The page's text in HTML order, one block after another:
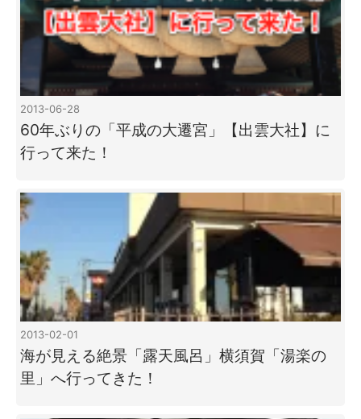
2013-06-28
60年ぶりの「平成の大遷宮」【出雲大社】に
行って来た！
2013-02-01
海が見える絶景「露天風呂」横須賀「湯楽の
里」へ行ってきた！